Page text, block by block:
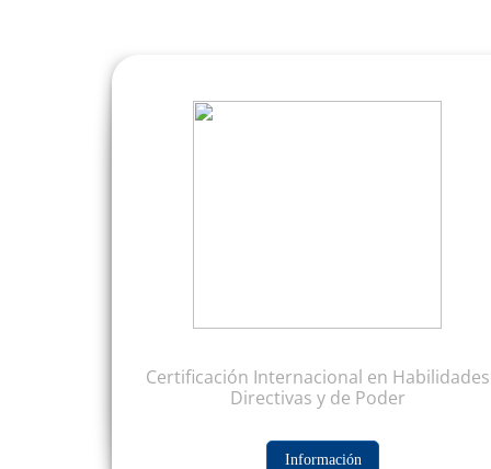
Certificación Internacional en Habilidades
Directivas y de Poder
Información